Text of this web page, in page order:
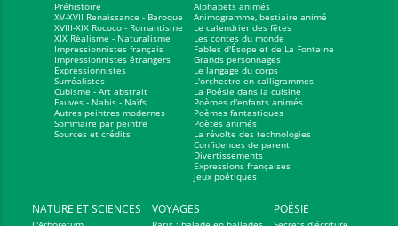
Préhistoire
XV-XVII Renaissance - Baroque
XVIII-XIX Rococo - Romantisme
XIX Réalisme - Naturalisme
Impressionnistes français
Impressionnistes étrangers
Expressionnistes
Surréalistes
Cubisme - Art abstrait
Fauves - Nabis - Naïfs
Autres peintres modernes
Sommaire par peintre
Sources et crédits
Alphabets animés
Animogramme, bestiaire animé
Le calendrier des fêtes
Les contes du monde
Fables d'Ésope et de La Fontaine
Grands personnages
Le langage du corps
L'orchestre en calligrammes
La Poésie dans la cuisine
Poèmes d'enfants animés
Poèmes fantastiques
Poètes animés
La révolte des technologies
Confidences de parent
Divertissements
Expressions françaises
Jeux poétiques
NATURE ET SCIENCES VOYAGES POÉSIE